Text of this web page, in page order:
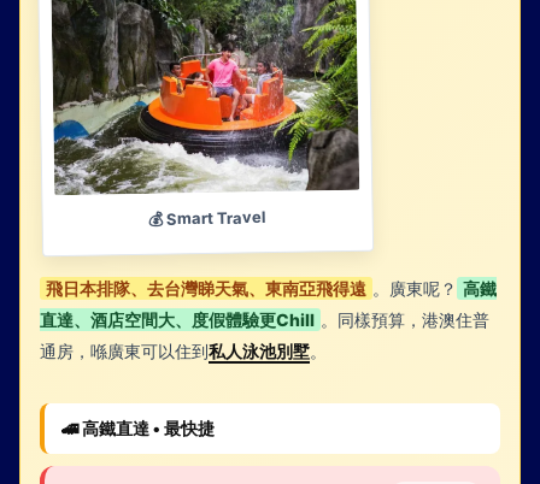
💰 Smart Travel
飛日本排隊、去台灣睇天氣、東南亞飛得遠 。廣東呢？ 高鐵
直達、酒店空間大、度假體驗更Chill 。同樣預算，港澳住普
通房，喺廣東可以住到私人泳池別墅。
🚄 高鐵直達 • 最快捷